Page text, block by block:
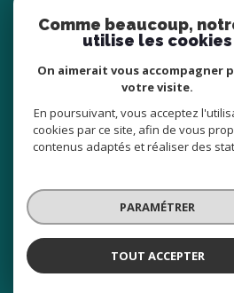
Nous
© 2026 | TOUS DROITS RÉSERVÉS |
PLAN DU SITE
POLITIQUE RGPD
Comme beaucoup,
utilise les cookies
On aimerait vous accompagner
votre visite.
En poursuivant, vous acceptez
cookies par ce site, afin de vous
contenus adaptés et réaliser des
PARAMÉTRER
TOUT ACCEPTER